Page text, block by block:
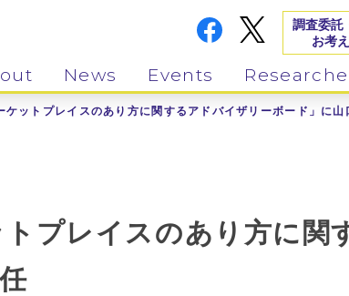
調査委託
お考
News Events
ケットプレイスのあり方に関するアドバイザリーボード」に山
プレイスのあり方に関